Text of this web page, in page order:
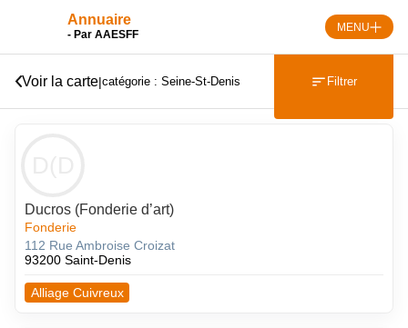
Annuaire
- Par AAESFF
MENU
Voir la carte|catégorie : Seine-St-Denis Filtrer
Ducros (Fonderie d’art)
Fonderie
112 Rue Ambroise Croizat
93200 Saint-Denis
Alliage Cuivreux